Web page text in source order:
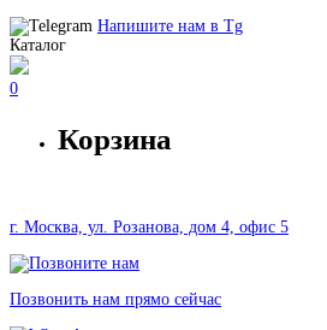
Напишите нам в Tg
Каталог
0
Корзина
г. Москва, ул. Розанова, дом 4, офис 5
Позвонить нам прямо сейчас